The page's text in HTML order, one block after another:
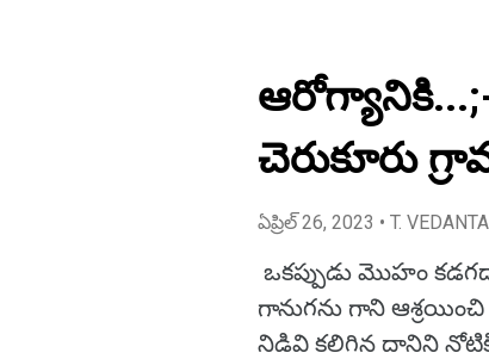
చెరుకూరు
ఏప్రిల్ 26, 2023 • T.
ఒకప్పుడు మొహం
గానుగను గాని
నిడివి కలిగిన దానిని నోటికి